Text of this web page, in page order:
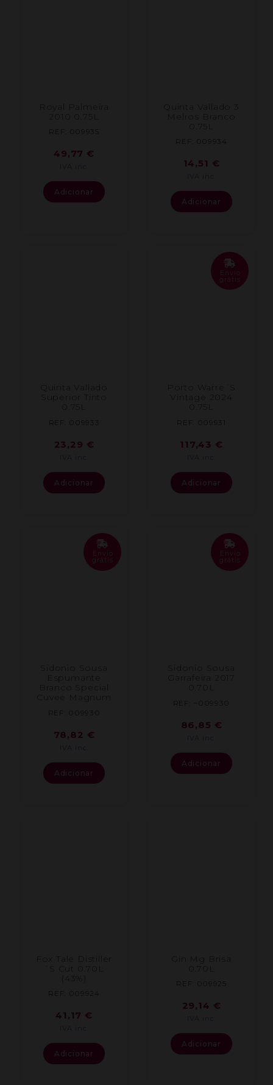
2010 0.75L
REF: 009935
49,77 €
Adicionar
Quinta Vallado 3
0.75L
REF: 009934
14,51 €
Adicionar
Quinta Vallado
Superior Tinto
0.75L
REF: 009933
23,29 €
Adicionar
Porto Warre´S
Vintage 2024
0.75L
REF: 009931
117,43 €
Envio
grátis
Adicionar
Sidonio Sousa
Espumante
Branco Special
Cuvee Magnum
REF: 009930
78,82 €
Envio
grátis
Adicionar
Sidonio Sousa
Garrafeira 2017
0.70L
REF: ~009930
86,85 €
Envio
grátis
Adicionar
Fox Tale Distiller
´S Cut 0.70L
(43%)
REF: 009924
41,17 €
Adicionar
Gin Mg Brisa
0.70L
REF: 009925
29,14 €
Adicionar